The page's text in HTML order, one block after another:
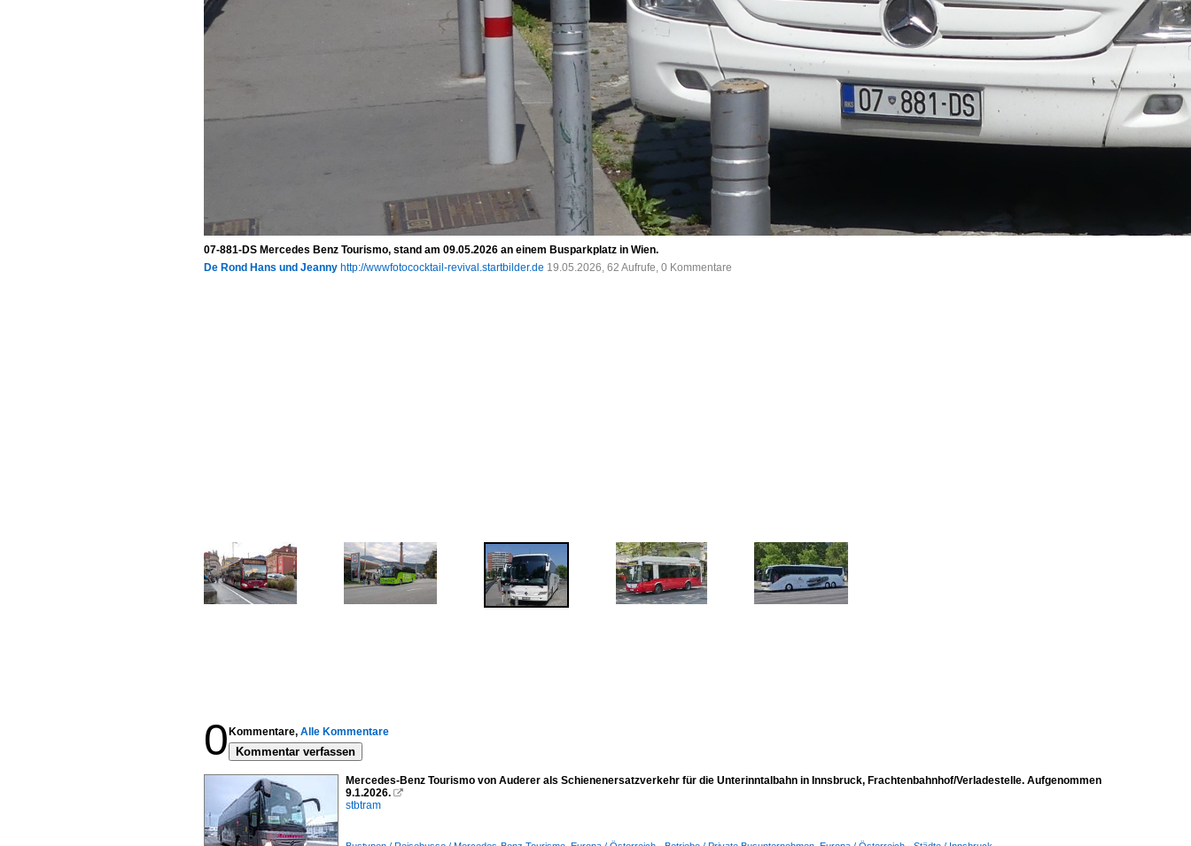
07-881-DS Mercedes Benz Tourismo, stand am 09.05.2026 an einem Busparkplatz in Wien.
De Rond Hans und Jeanny http://wwwfotococktail-revival.startbilder.de 19.05.2026, 62 Aufrufe, 0 Kommentare
0 Kommentare, Alle Kommentare
Kommentar verfassen
Mercedes-Benz Tourismo von Auderer als Schienenersatzverkehr für die Unterinntalbahn in Innsbruck, Frachtenbahnhof/Verladestelle. Aufgenommen
9.1.2026. 
stbtram